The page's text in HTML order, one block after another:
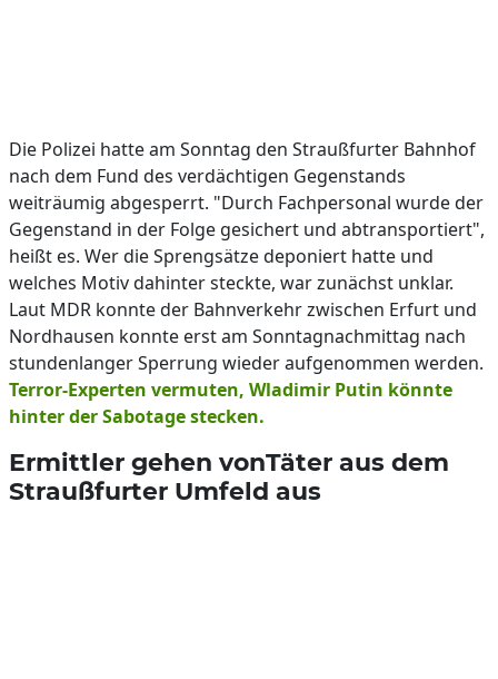
Die Polizei hatte am Sonntag den Straußfurter Bahnhof
nach dem Fund des verdächtigen Gegenstands
weiträumig abgesperrt. "Durch Fachpersonal wurde der
Gegenstand in der Folge gesichert und abtransportiert",
heißt es. Wer die Sprengsätze deponiert hatte und
welches Motiv dahinter steckte, war zunächst unklar.
Laut MDR konnte der Bahnverkehr zwischen Erfurt und
Nordhausen konnte erst am Sonntagnachmittag nach
stundenlanger Sperrung wieder aufgenommen werden.
Terror-Experten vermuten, Wladimir Putin könnte
hinter der Sabotage stecken.
Ermittler gehen vonTäter aus dem
Straußfurter Umfeld aus